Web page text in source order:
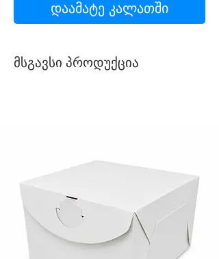
დაამატე კალათში
მსგავსი პროდუქცია